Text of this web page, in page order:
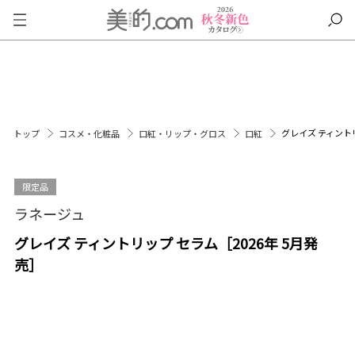
トップ コスメ・化粧品 口紅・リップ・グロス 口紅 グレイズ ティン
限定品
ラネージュ
グレイズ ティントリップ セラム［2026年 5月発
売］